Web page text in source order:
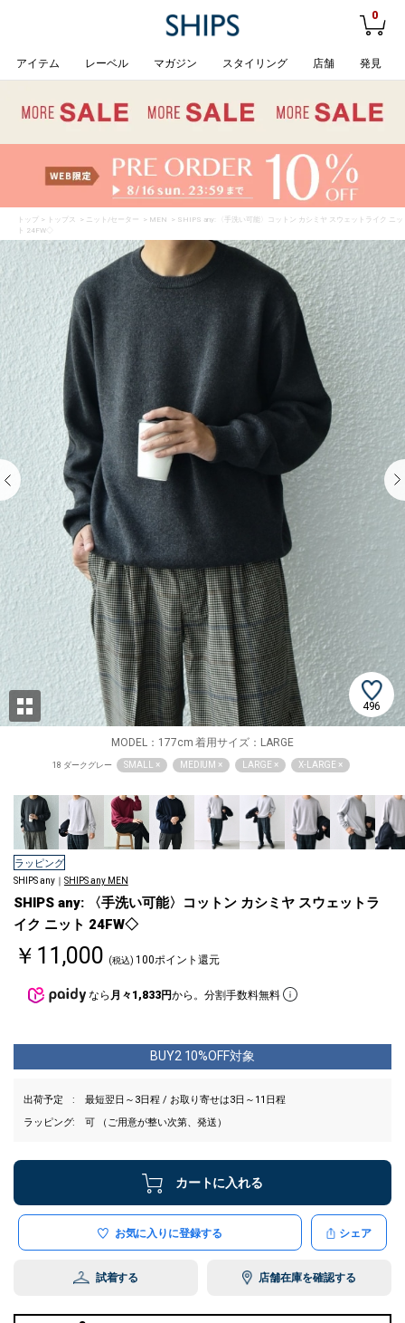
0
アイテム レーベル マガジン スタイリング 店舗 発見
トップ > トップス > ニット/セーター > MEN > SHIPS any: 〈手洗い可能〉コットン カシミヤ スウェットライク ニッ
ト 24FW◇
496
MODEL：177cm 着用サイズ：LARGE
18 ダークグレー SMALL × MEDIUM × LARGE × X-LARGE ×
ラッピング
SHIPS any｜ SHIPS any MEN
SHIPS any: 〈手洗い可能〉コットン カシミヤ スウェットラ
イク ニット 24FW◇
￥11,000 (税込) 100ポイント還元
なら 月々1,833円から。分割手数料無料
BUY2 10%OFF対象
出荷予定
最短翌日～3日程 / お取り寄せは3日～11日程
ラッピング
可 （ご用意が整い次第、発送）
カートに入れる
お気に入りに登録する シェア
試着する 店舗在庫を確認する